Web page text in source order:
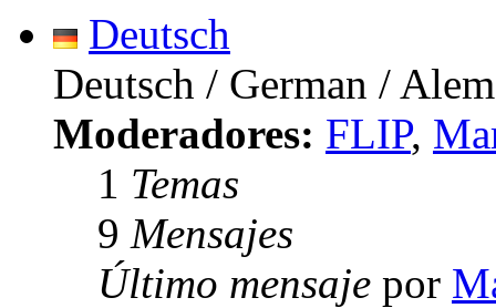
Deutsch
Deutsch / German /
Moderadores: FLIP,
1 Temas
9 Mensajes
Último mensaje por